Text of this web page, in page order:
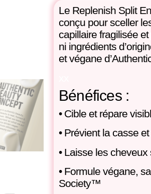
Le Replenish Split
conçu poursceller
capillaire fragilisée et
ni ingrédients
et végane
Bénéfices :
• Cible et répare
• Prévient la casse et
• Laisse les cheveux
• Formule végane,
Society™